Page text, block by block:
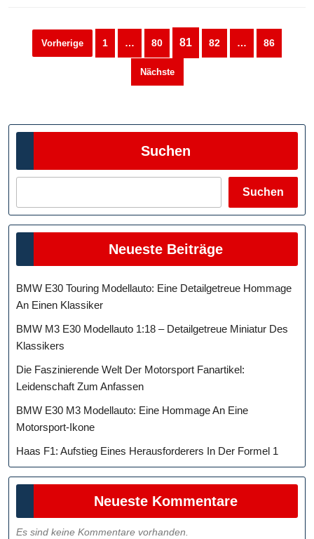
Seitennummerierung
der
Vorherige 1 … 80 81 82 … 86
Nächste
Suchen
Suchen
Neueste Beiträge
BMW E30 Touring Modellauto: Eine Detailgetreue Hommage
An Einen Klassiker
BMW M3 E30 Modellauto 1:18 – Detailgetreue Miniatur Des
Klassikers
Die Faszinierende Welt Der Motorsport Fanartikel:
Leidenschaft Zum Anfassen
BMW E30 M3 Modellauto: Eine Hommage An Eine
Motorsport-Ikone
Haas F1: Aufstieg Eines Herausforderers In Der Formel 1
Neueste Kommentare
Es sind keine Kommentare vorhanden.